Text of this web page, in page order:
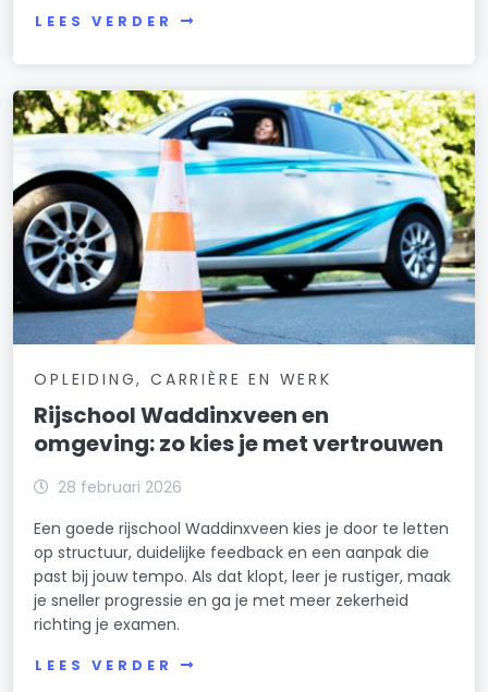
LEES VERDER
OPLEIDING, CARRIÈRE EN WERK
Rijschool Waddinxveen en
omgeving: zo kies je met vertrouwen
28 februari 2026
Een goede rijschool Waddinxveen kies je door te letten
op structuur, duidelijke feedback en een aanpak die
past bij jouw tempo. Als dat klopt, leer je rustiger, maak
je sneller progressie en ga je met meer zekerheid
richting je examen.
LEES VERDER